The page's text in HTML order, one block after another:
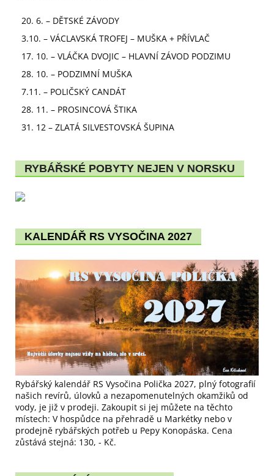
20. 6. – DĚTSKÉ ZÁVODY
3.10. – VÁCLAVSKÁ TROFEJ – MUŠKA + PŘÍVLAČ
17. 10. – VLÁČKA DVOJIC – HLAVNÍ ZÁVOD PODZIMU
28. 10. – PODZIMNÍ MUŠKA
7.11. – POLIČSKÝ CANDÁT
28. 11. – PROSINCOVÁ ŠTIKA
31. 12 – ZLATÁ SILVESTOVSKÁ ŠUPINA
RYBÁŘSKÉ POBYTY NEJEN V NORSKU
KALENDÁŘ RS VYSOČINA 2027
Rybářský kalendář RS Vysočina Polička 2027, plný fotografií
našich revírů, úlovků a nezapomenutelných okamžiků od
vody, je již v prodeji. Zakoupit si jej můžete na těchto
místech: V hospůdce na přehradě u Markétky nebo v
prodejně rybářských potřeb u Pepy Konopáska. Cena
zůstává stejná: 130, - Kč.